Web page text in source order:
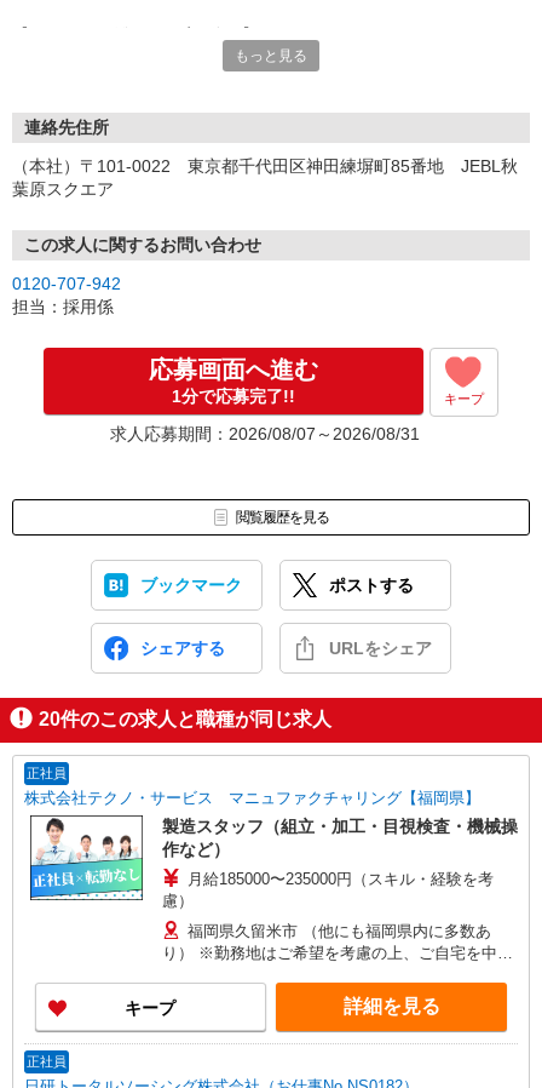
いつでも好きな時間に登録OK
受付時間/平日9:00〜19:00
【来場登録（目安1時間30分）】
▼Step2 全国にあるお仕事の中から、あなたにピッタリのお仕事を
ご案内
▼Step3 就業前に職場見学で気になる事はしっかりチェック！
応募⇒最短で2日後からの勤務も可能です！
もっと見る
連絡先住所
（本社）〒101-0022 東京都千代田区神田練塀町85番地 JEBL秋
葉原スクエア
この求人に関するお問い合わせ
0120-707-942
担当：採用係
応募画面へ進む
1分で応募完了!! キープ
求人応募期間：2026/08/07～2026/08/31
閲覧履歴を見る
ブックマーク ポストする
シェアする URLをシェア
20件のこの求人と職種が同じ求人
正社員
株式会社テクノ・サービス マニュファクチャリング【福岡県】
製造スタッフ（組立・加工・目視検査・機械操
作など）
月給185000〜235000円（スキル・経験を考
慮）
福岡県久留米市 （他にも福岡県内に多数あ
り） ※勤務地はご希望を考慮の上、ご自宅を中心
なし）
キープ 詳細を見る
正社員